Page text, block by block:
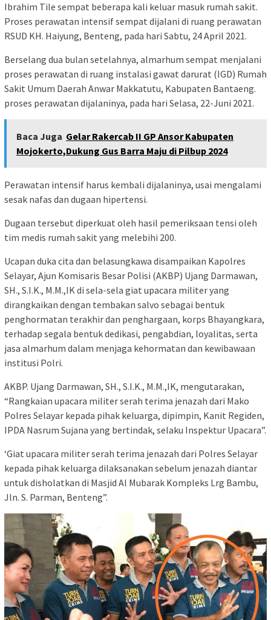
Ibrahim Tile sempat beberapa kali keluar masuk rumah sakit.
Proses perawatan intensif sempat dijalani di ruang perawatan
RSUD KH. Haiyung, Benteng, pada hari Sabtu, 24 April 2021.
Berselang dua bulan setelahnya, almarhum sempat menjalani
proses perawatan di ruang instalasi gawat darurat (IGD) Rumah
Sakit Umum Daerah Anwar Makkatutu, Kabupaten Bantaeng.
proses perawatan dijalaninya, pada hari Selasa, 22-Juni 2021.
Baca Juga Gelar Rakercab II GP Ansor Kabupaten
Mojokerto,Dukung Gus Barra Maju di Pilbup 2024
Perawatan intensif harus kembali dijalaninya, usai mengalami
sesak nafas dan dugaan hipertensi.
Dugaan tersebut diperkuat oleh hasil pemeriksaan tensi oleh
tim medis rumah sakit yang melebihi 200.
Ucapan duka cita dan belasungkawa disampaikan Kapolres
Selayar, Ajun Komisaris Besar Polisi (AKBP) Ujang Darmawan,
SH., S.I.K., M.M.,IK di sela-sela giat upacara militer yang
dirangkaikan dengan tembakan salvo sebagai bentuk
penghormatan terakhir dan penghargaan, korps Bhayangkara,
terhadap segala bentuk dedikasi, pengabdian, loyalitas, serta
jasa almarhum dalam menjaga kehormatan dan kewibawaan
institusi Polri.
AKBP. Ujang Darmawan, SH., S.I.K., M.M.,IK, mengutarakan,
“Rangkaian upacara militer serah terima jenazah dari Mako
Polres Selayar kepada pihak keluarga, dipimpin, Kanit Regiden,
IPDA Nasrum Sujana yang bertindak, selaku Inspektur Upacara”.
‘Giat upacara militer serah terima jenazah dari Polres Selayar
kepada pihak keluarga dilaksanakan sebelum jenazah diantar
untuk disholatkan di Masjid Al Mubarak Kompleks Lrg Bambu,
Jln. S. Parman, Benteng”.